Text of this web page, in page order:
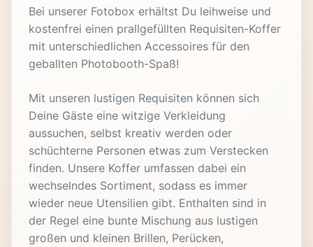
Bei unserer Fotobox erhältst Du leihweise und
kostenfrei einen prallgefüllten Requisiten-Koffer
mit unterschiedlichen Accessoires für den
geballten Photobooth-Spaß!
Mit unseren lustigen Requisiten können sich
Deine Gäste eine witzige Verkleidung
aussuchen, selbst kreativ werden oder
schüchterne Personen etwas zum Verstecken
finden. Unsere Koffer umfassen dabei ein
wechselndes Sortiment, sodass es immer
wieder neue Utensilien gibt. Enthalten sind in
der Regel eine bunte Mischung aus lustigen
großen und kleinen Brillen, Perücken,